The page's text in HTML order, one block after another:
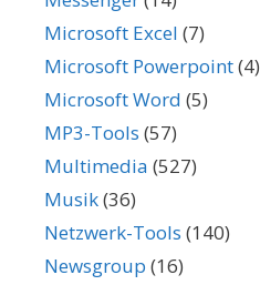
Microsoft Excel (7)
Microsoft Powerpoint(4)
Microsoft Word (5)
MP3-Tools (57)
Multimedia (527)
Musik(36)
Netzwerk-Tools (140)
Newsgroup (16)